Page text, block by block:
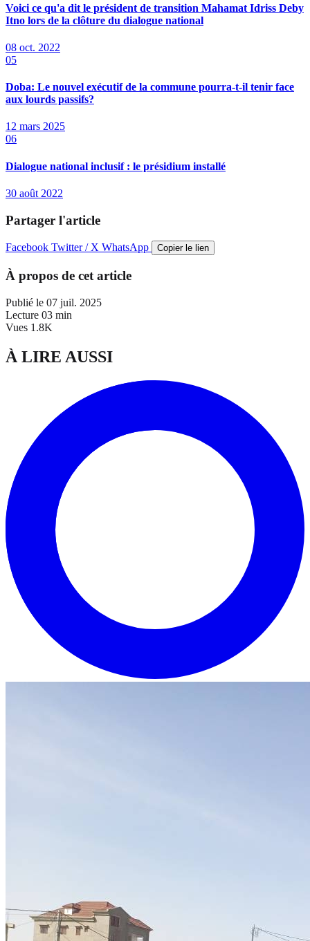
Voici ce qu'a dit le président de transition Mahamat Idriss Deby
Itno lors de la clôture du dialogue national
08 oct. 2022
05
Doba: Le nouvel exécutif de la commune pourra-t-il tenir face
aux lourds passifs?
12 mars 2025
06
Dialogue national inclusif : le présidium installé
30 août 2022
Partager l'article
Facebook Twitter / X WhatsApp Copier le lien
À propos de cet article
Publié le 07 juil. 2025
Lecture 03 min
Vues 1.8K
À LIRE AUSSI